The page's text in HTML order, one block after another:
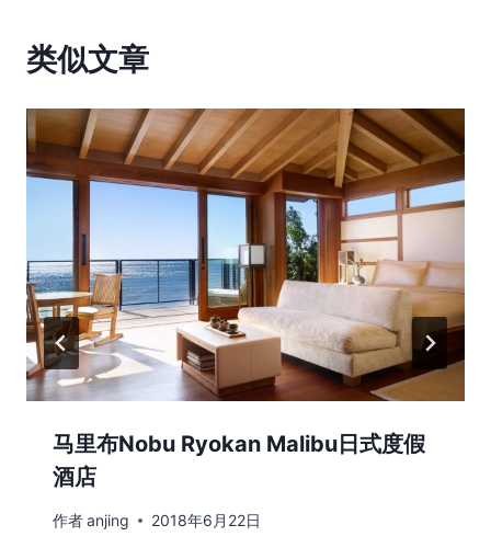
类似文章
马里布Nobu Ryokan Malibu日式度假
酒店
作者anjing 2018年6月22日